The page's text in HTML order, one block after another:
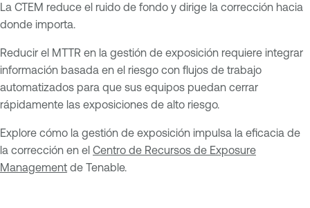
La CTEM reduce el ruido de fondo y dirige la corrección hacia
donde importa.
Reducir el MTTR en la gestión de exposición requiere integrar
información basada en el riesgo con flujos de trabajo
automatizados para que sus equipos puedan cerrar
rápidamente las exposiciones de alto riesgo.
Explore cómo la gestión de exposición impulsa la eficacia de
la corrección en el Centro de Recursos de Exposure
Management de Tenable.